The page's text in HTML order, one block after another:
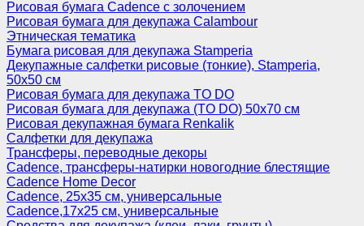
Рисовая бумага Cadence c золочением
Рисовая бумага для декупажа Calambour
Этническая тематика
Бумага рисовая для декупажа Stamperia
Декупажные салфетки рисовые (тонкие), Stamperia,
50х50 см
Рисовая бумага для декупажа TO DO
Рисовая бумага для декупажа (TO DO) 50х70 см
Рисовая декупажная бумага Renkalik
Салфетки для декупажа
Трансферы, переводные декоры
Cadence, трансферы-натирки новогодние блестящие
Cadence Home Decor
Cadence, 25х35 см, универсальные
Cadence,17х25 см, универсальные